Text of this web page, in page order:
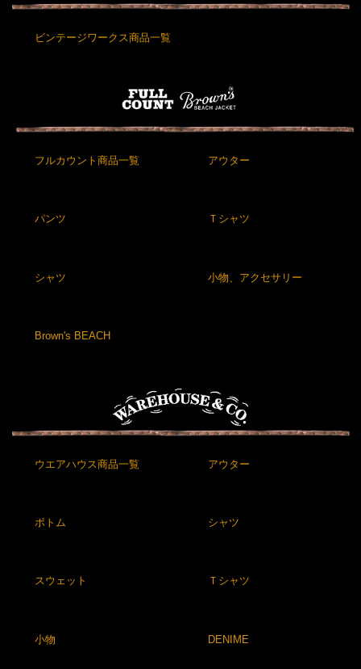
ビンテージワークス商品一覧
フルカウント商品一覧 アウター
パンツ Ｔシャツ
シャツ 小物、アクセサリー
Brown's BEACH
ウエアハウス商品一覧 アウター
ボトム シャツ
スウェット Ｔシャツ
小物 DENIME